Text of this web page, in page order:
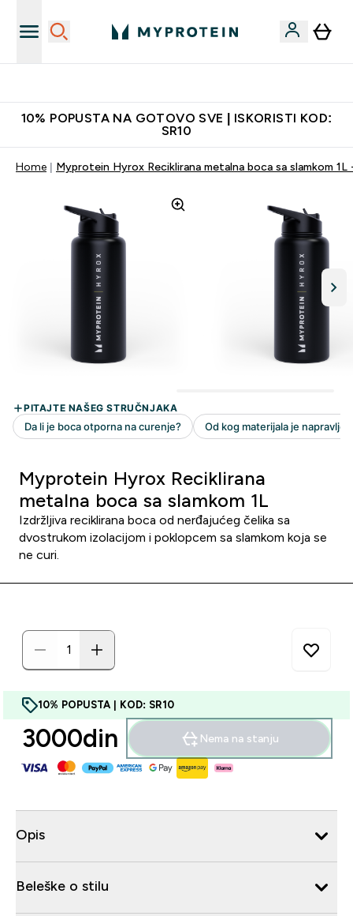
10% POPUSTA NA GOTOVO SVE | ISKORISTI KOD:
SR10
Home Myprotein Hyrox Reciklirana metalna boca sa slamkom 1L
Myprotein Hyrox Reciklirana
metalna boca sa slamkom 1L
Izdržljiva reciklirana boca od nerđajućeg čelika sa
dvostrukom izolacijom i poklopcem sa slamkom koja se
ne curi.
10% POPUSTA | KOD: SR10
3000din‎ Nema na stanju
Opis
Beleške o stilu